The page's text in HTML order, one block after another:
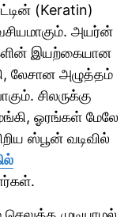
(Keratin)
அயர்ன்
இயற்கையான
லேசான அழுத்தம்
சிலருக்கு
ஓரங்கள் மேலே
ஸ்பூன் வடிவில்